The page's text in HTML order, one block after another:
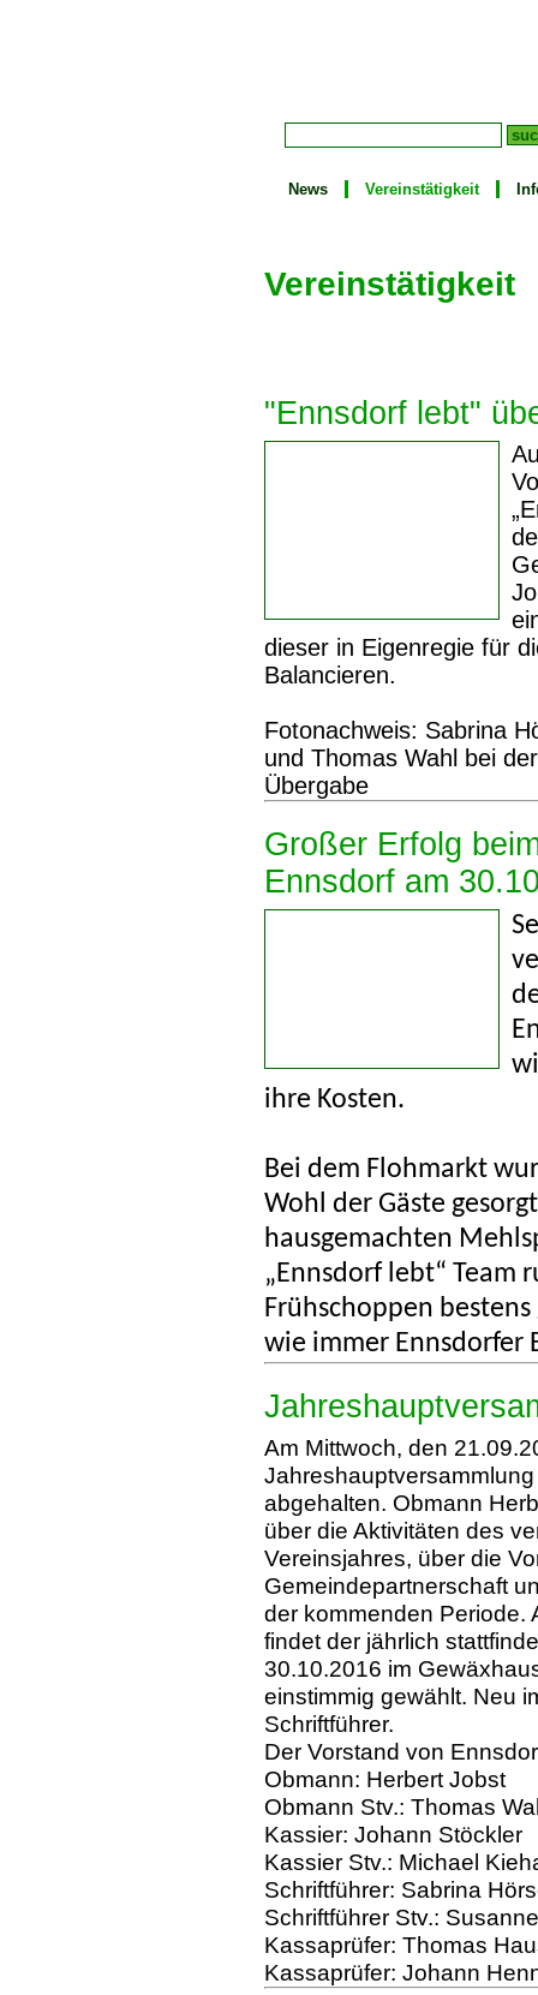
News Vereinstätigkeit
Vereinstätigkeit
"Ennsdorf lebt"
dieser in Eigenregie für
Balancieren.
Fotonachweis: Sabrina
und Thomas Wahl bei
Übergabe
Großer Erfolg
Ennsdorf am
ihre Kosten.
Bei dem Flohmarkt
Wohl der Gäste
hausgemachten
„Ennsdorf lebt“ Team
Frühschoppen
wie immer Ennsdorfer
Am Mittwoch, den
abgehalten. Obmann
über die Aktivitäten des
Vereinsjahres, über die
Gemeindepartnerschaft
der kommenden Periode.
findet der jährlich
30.10.2016 im
einstimmig gewählt. Neu
Schriftführer.
Der Vorstand von
Obmann: Herbert Jobst
Obmann Stv.: Thomas
Kassier: Johann Stöckler
Kassier Stv.: Michael
Schriftführer: Sabrina
Schriftführer Stv.:
Kassaprüfer: Thomas
Kassaprüfer: Johann